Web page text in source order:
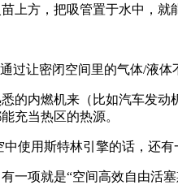
上方，把吸管置于水中，就
过让密闭空间里的气体/液
的内燃机来（比如汽车发
充当热区的热源。
使用斯特林引擎的话，还有
一项就是“空间高效自由活